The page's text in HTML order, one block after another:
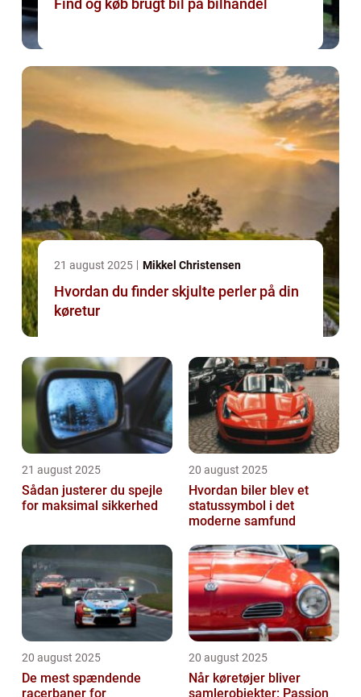
Find og køb brugt bil på bilhandel
21 august 2025 Mikkel Christensen
Hvordan du finder skjulte perler på din
køretur
21 august 2025
Sådan justerer du spejle
for maksimal sikkerhed
20 august 2025
Hvordan biler blev et
statussymbol i det
moderne samfund
20 august 2025
De mest spændende
racerbaner for
20 august 2025
Når køretøjer bliver
samlerobjekter: Passion